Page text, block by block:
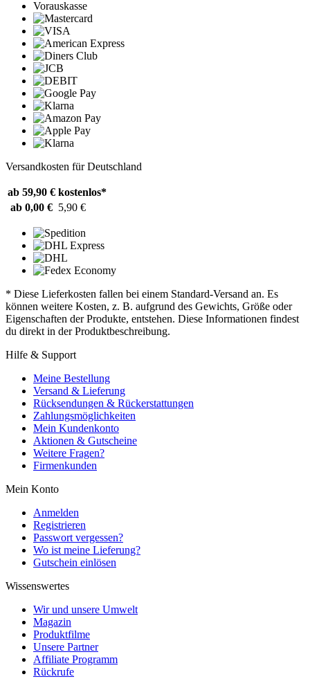
Vorauskasse
Versandkosten für Deutschland
ab 59,90 € kostenlos*
ab 0,00 € 5,90 €
* Diese Lieferkosten fallen bei einem Standard-Versand an. Es
können weitere Kosten, z. B. aufgrund des Gewichts, Größe oder
Eigenschaften der Produkte, entstehen. Diese Informationen findest
du direkt in der Produktbeschreibung.
Hilfe & Support
Meine Bestellung
Versand & Lieferung
Rücksendungen & Rückerstattungen
Zahlungsmöglichkeiten
Mein Kundenkonto
Aktionen & Gutscheine
Weitere Fragen?
Firmenkunden
Mein Konto
Anmelden
Registrieren
Passwort vergessen?
Wo ist meine Lieferung?
Gutschein einlösen
Wissenswertes
Wir und unsere Umwelt
Magazin
Produktfilme
Unsere Partner
Affiliate Programm
Rückrufe